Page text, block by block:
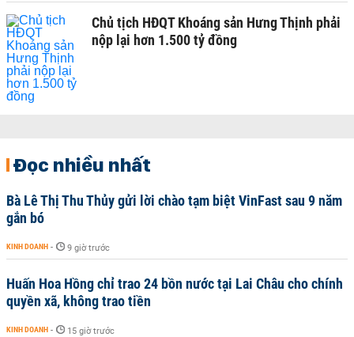
Chủ tịch HĐQT Khoáng sản Hưng Thịnh phải
nộp lại hơn 1.500 tỷ đồng
Đọc nhiều nhất
Bà Lê Thị Thu Thủy gửi lời chào tạm biệt VinFast sau 9 năm
gắn bó
KINH DOANH - 9 giờ trước
Huấn Hoa Hồng chỉ trao 24 bồn nước tại Lai Châu cho chính
quyền xã, không trao tiền
KINH DOANH - 15 giờ trước